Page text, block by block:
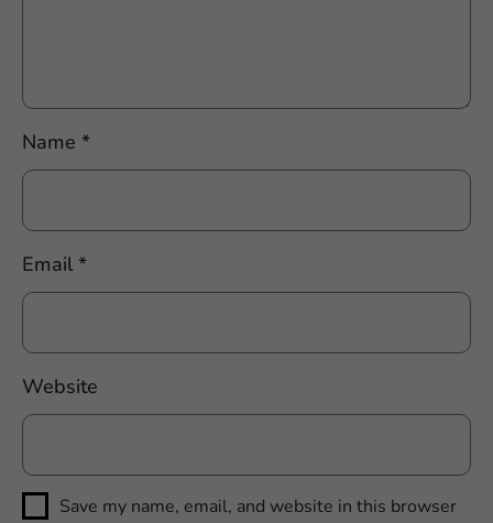
Name *
Email*
Website
Save my name, email, and website in this browser